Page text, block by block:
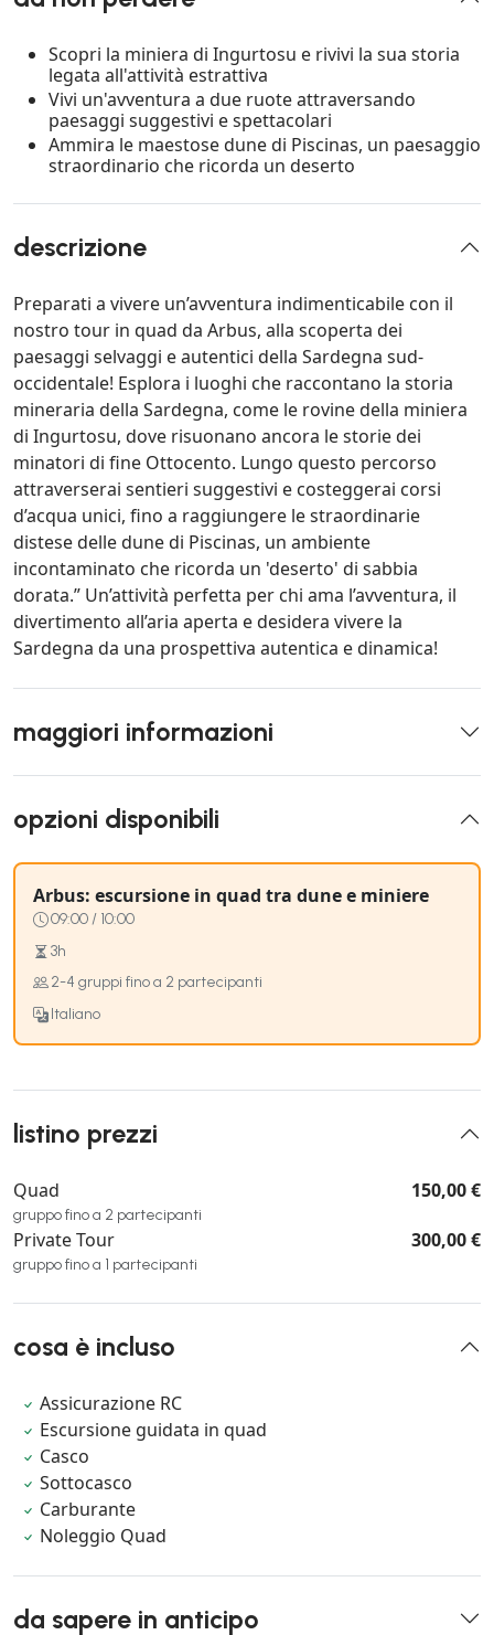
Scopri la miniera di Ingurtosu e rivivi la sua storia
legata all'attività estrattiva
Vivi un'avventura a due ruote attraversando
paesaggi suggestivi e spettacolari
Ammira le maestose dune di Piscinas, un paesaggio
straordinario che ricorda un deserto
descrizione
Preparati a vivere un’avventura indimenticabile con il
nostro tour in quad da Arbus, alla scoperta dei
paesaggi selvaggi e autentici della Sardegna sud-
occidentale! Esplora i luoghi che raccontano la storia
mineraria della Sardegna, come le rovine della miniera
di Ingurtosu, dove risuonano ancora le storie dei
minatori di fine Ottocento. Lungo questo percorso
attraverserai sentieri suggestivi e costeggerai corsi
d’acqua unici, fino a raggiungere le straordinarie
distese delle dune di Piscinas, un ambiente
incontaminato che ricorda un 'deserto' di sabbia
dorata.” Un’attività perfetta per chi ama l’avventura, il
divertimento all’aria aperta e desidera vivere la
Sardegna da una prospettiva autentica e dinamica!
maggiori informazioni
opzioni disponibili
Arbus: escursione in quad tra dune e miniere
09:00 / 10:00
3h
2-4 gruppi fino a 2 partecipanti
Italiano
listino prezzi
Quad
gruppo fino a 2 partecipanti
150,00 €
Private Tour
gruppo fino a 1 partecipanti
300,00 €
cosa è incluso
Assicurazione RC
Escursione guidata in quad
Casco
Sottocasco
Carburante
Noleggio Quad
da sapere in anticipo